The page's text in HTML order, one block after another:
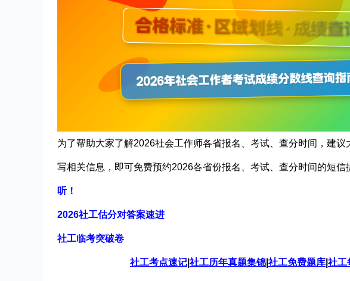
为了帮助大家了解2026社会工作师各省报名、考试、查分时间，建议
写相关信息，即可免费预约2026各省份报名、考试、查分时间的短信
听！
2026社工估分对答案速进
社工临考突破卷
社工考点速记 社工历年真题集锦 社工免费题库 社工